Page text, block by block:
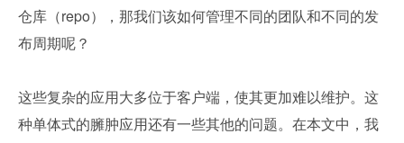
仓库（repo），那我们该如何管理不同的团队和不同的发
布周期呢？
这些复杂的应用大多位于客户端，使其更加难以维护。这
种单体式的臃肿应用还有一些其他的问题。在本文中，我